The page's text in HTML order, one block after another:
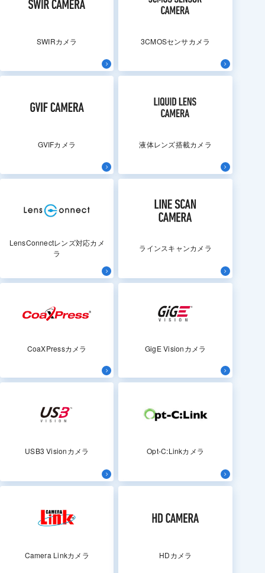
SWIRカメラ 3CMOSセンサカメラ
GVIFカメラ 液体レンズ搭載カメラ
LensConnectレンズ対応カメ
ラ
ラインスキャンカメラ
CoaXPressカメラ GigE Visionカメラ
USB3 Visionカメラ Opt-C:Linkカメラ
Camera Linkカメラ HDカメラ